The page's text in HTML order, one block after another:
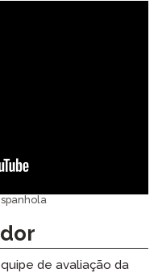
de avaliação da